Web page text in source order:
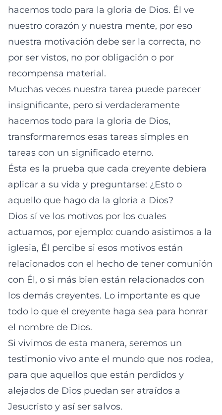
hacemos todo para la gloria de Dios. Él ve
nuestro corazón y nuestra mente, por eso
nuestra motivación debe ser la correcta, no
por ser vistos, no por obligación o por
recompensa material.
Muchas veces nuestra tarea puede parecer
insignificante, pero si verdaderamente
hacemos todo para la gloria de Dios,
transformaremos esas tareas simples en
tareas con un significado eterno.
Ésta es la prueba que cada creyente debiera
aplicar a su vida y preguntarse: ¿Esto o
aquello que hago da la gloria a Dios?
Dios sí ve los motivos por los cuales
actuamos, por ejemplo: cuando asistimos a la
iglesia, Él percibe si esos motivos están
relacionados con el hecho de tener comunión
con Él, o si más bien están relacionados con
los demás creyentes. Lo importante es que
todo lo que el creyente haga sea para honrar
el nombre de Dios.
Si vivimos de esta manera, seremos un
testimonio vivo ante el mundo que nos rodea,
para que aquellos que están perdidos y
alejados de Dios puedan ser atraídos a
Jesucristo y así ser salvos.